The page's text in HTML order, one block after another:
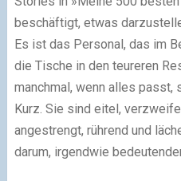
beschäftigt, etwas
Es ist das Personal, das im
die Tische in den teureren
manchmal, wenn alles passt,
Kurz. Sie sind eitel,
angestrengt, rührend und
darum, irgendwie